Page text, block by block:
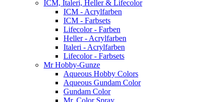
ICM, Italeri, Heller & Lifecolor
ICM - Acrylfarben
ICM - Farbsets
Lifecolor - Farben
Heller - Acrylfarben
Italeri - Acrylfarben
Lifecolor - Farbsets
Mr Hobby-Gunze
Aqueous Hobby Colors
Aqueous Gundam Color
Gundam Color
Mr. Color Spray